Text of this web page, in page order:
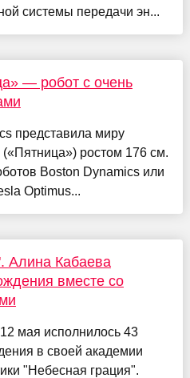
системы передачи эн...
— робот с очень
представила миру
ростом 176 см.
Boston Dynamics или
Optimus...
Алина Кабаева
вместе со
мая исполнилось 43
в своей академии
"Небесная грация".